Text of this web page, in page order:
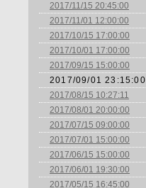
2017/11/15 20:45:00
2017/11/01 12:00:00
2017/10/15 17:00:00
2017/10/01 17:00:00
2017/09/15 15:00:00
2017/09/01 23:15:00
2017/08/15 10:27:11
2017/08/01 20:00:00
2017/07/15 09:00:00
2017/07/01 15:00:00
2017/06/15 15:00:00
2017/06/01 19:30:00
2017/05/15 16:45:00